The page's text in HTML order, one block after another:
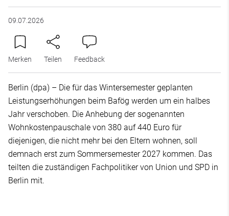
09.07.2026
Merken Teilen Feedback
Berlin (dpa) – Die für das Wintersemester geplanten
Leistungserhöhungen beim Bafög werden um ein halbes
Jahr verschoben. Die Anhebung der sogenannten
Wohnkostenpauschale von 380 auf 440 Euro für
diejenigen, die nicht mehr bei den Eltern wohnen, soll
demnach erst zum Sommersemester 2027 kommen. Das
teilten die zuständigen Fachpolitiker von Union und SPD in
Berlin mit.